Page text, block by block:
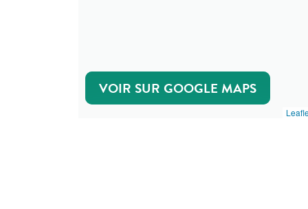
VOIR SUR GOOGLE MAPS